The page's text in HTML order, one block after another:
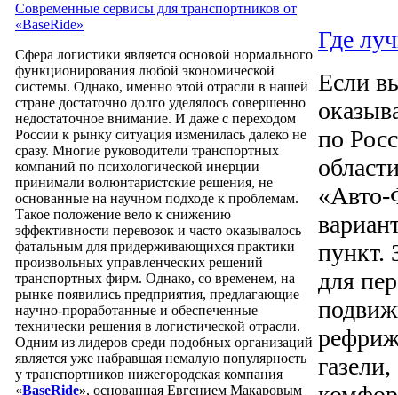
Современные сервисы для транспортников от
«BaseRide»
Сфера логистики является основой нормального
функционирования любой экономической
системы. Однако, именно этой отрасли в нашей
стране достаточно долго уделялось совершенно
недостаточное внимание. И даже с переходом
России к рынку ситуация изменилась далеко не
сразу. Многие руководители транспортных
компаний по психологической инерции
принимали волюнтаристские решения, не
основанные на научном подходе к проблемам.
Такое положение вело к снижению
эффективности перевозок и часто оказывалось
фатальным для придерживающихся практики
произвольных управленческих решений
транспортных фирм. Однако, со временем, на
рынке появились предприятия, предлагающие
научно-проработанные и обеспеченные
технически решения в логистической отрасли.
Одним из лидеров среди подобных организаций
является уже набравшая немалую популярность
у транспортников нижегородская компания
«BaseRide», основанная Евгением Макаровым
Где
Если
по
«Авто-
пункт.
для